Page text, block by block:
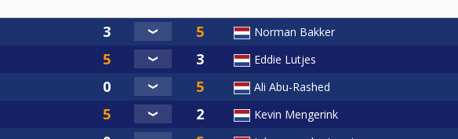
dit samen met je regelen. Voor nieuwe spelers (geen eerdere leden of
mogelijk van €10,- VOOR EEN GEHEEL SEIZOEN!!! Zelf je lidmaatschap
www.poolbiljarten.nl/prestatiesport/teamcompetitie-2
Norman Bakker
Eddie Lutjes
Ali Abu-Rashed
Kevin Mengerink